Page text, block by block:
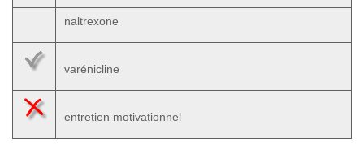
naltrexone
varénicline
entretien motivationnel